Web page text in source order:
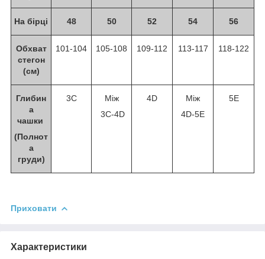
На бірці 48 50 52 54 56
Обхват
стегон
(см)
101-104 105-108 109-112 113-117 118-122
Глибин
а
чашки
(Полнот
а
груди)
3С
Між
3C-4D
4D
Між
4D-5E
5E
Приховати
Характеристики